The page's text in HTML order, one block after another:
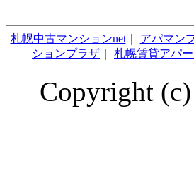
札幌中古マンションnet｜ アパマン
ションプラザ
札幌賃貸アパ
Copyright